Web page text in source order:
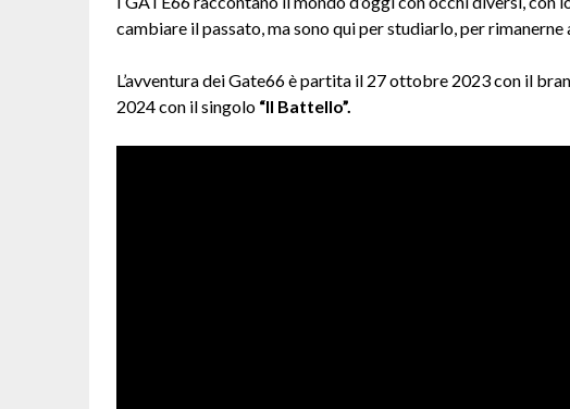
cambiare il passato, ma sono qui per studiarlo, per
L’avventura dei Gate66 è partita il 27 ottobre 2023 con il
2024 con il singolo “Il Battello”.